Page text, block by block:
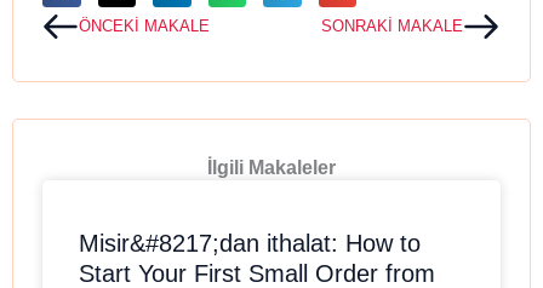
PrevÖNCEKI MAKALE SONRAKI MAKALENext
İlgili Makaleler
Misir&#8217;dan ithalat: How to
Start Your First Small Order from